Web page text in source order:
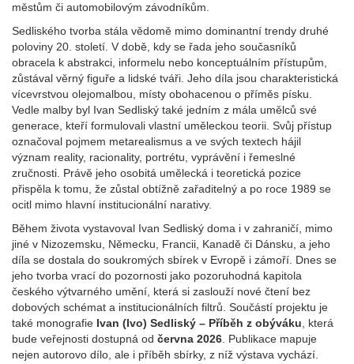
městům či automobilovým závodníkům.
Sedliského tvorba stála vědomě mimo dominantní trendy druhé
poloviny 20. století. V době, kdy se řada jeho současníků
obracela k abstrakci, informelu nebo konceptuálním přístupům,
zůstával věrný figuře a lidské tváři. Jeho díla jsou charakteristická
vícevrstvou olejomalbou, místy obohacenou o příměs písku.
Vedle malby byl Ivan Sedliský také jedním z mála umělců své
generace, kteří formulovali vlastní uměleckou teorii. Svůj přístup
označoval pojmem metarealismus a ve svých textech hájil
význam reality, racionality, portrétu, vyprávění i řemeslné
zručnosti. Právě jeho osobitá umělecká i teoretická pozice
přispěla k tomu, že zůstal obtížně zařaditelný a po roce 1989 se
ocitl mimo hlavní institucionální narativy.
Během života vystavoval Ivan Sedliský doma i v zahraničí, mimo
jiné v Nizozemsku, Německu, Francii, Kanadě či Dánsku, a jeho
díla se dostala do soukromých sbírek v Evropě i zámoří. Dnes se
jeho tvorba vrací do pozornosti jako pozoruhodná kapitola
českého výtvarného umění, která si zaslouží nové čtení bez
dobových schémat a institucionálních filtrů. Součástí projektu je
také monografie Ivan (Ivo) Sedliský – Příběh z obýváku , která
bude veřejnosti dostupná od června 2026 . Publikace mapuje
nejen autorovo dílo, ale i příběh sbírky, z níž výstava vychází.